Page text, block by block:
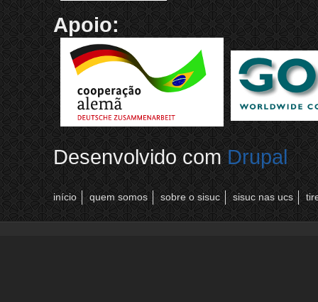
Apoio:
Desenvolvido com Drupal
início quem somos sobre o sisuc sisuc nas ucs